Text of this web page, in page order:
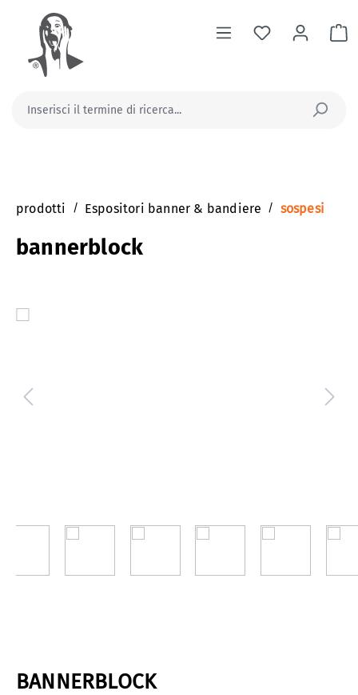
principale
Il
prodotti / Espositori banner & bandiere / sospesi
bannerblock
BANNERBLOCK